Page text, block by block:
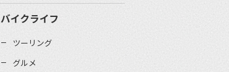
バイクライフ
ツーリング
グルメ